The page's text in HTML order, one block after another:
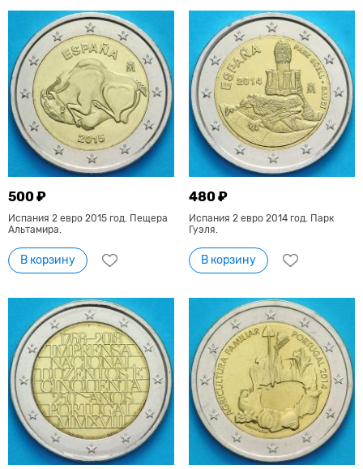
500 ₽
Испания 2 евро 2015 год. Пещера
Альтамира.
В корзину
480 ₽
Испания 2 евро 2014 год. Парк
Гуэля.
В корзину